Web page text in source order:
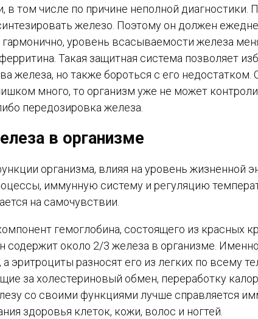
том числе по причине неполной диагностики.
железо. Поэтому он должен
уровень всасываемости железа
Такая защитная система позволяет
железа, но также бороться с его недостатком.
много, то организм уже не может
передозировка железа.
в организме
организма, влияя на уровень жизненной
иммунную систему и регуляцию
на самочувствии.
гемоглобина, состоящего из красных
содержит около 2/3 железа в организме. Именно
эритроциты разносят его из легких по всему
за холестериновый обмен, переработку
со своими функциями лучше справляется
здоровья клеток, кожи, волос и ногтей.